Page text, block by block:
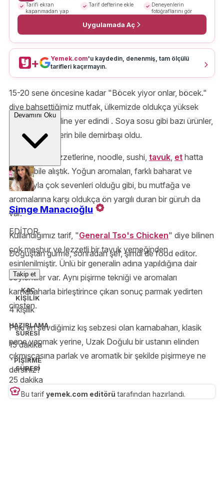
Tarifi ekran
kapanmadan yap
Tarif defterine ekle
Deneyenlerin
fotoğraflarını gör
Uygulamada Aç
+ Yemek.com'u kaydedin, denenmiş, tam ölçülü
tarifleri kaçırmayın.
15-20 sene öncesine kadar "Böcek yiyor onlar, böcek."
diye bahsettiğimiz mutfak, ülkemizde oldukça yüksek
segmette kendine yer edindi . Soya sosu gibi bazı ürünler,
geleneksel evlerin bile demirbaşı oldu.
Uzak Doğu lezzetlerine, noodle, sushi, tavuk, et hatta
balıkta bile alıştık. Yoğun aromaları, farklı baharat ve
yağlarıyla çok sevenleri olduğu gibi, bu mutfağa ve
aromalarına karşı oldukça ön yargılı duran bir güruh da
var.
Kullandığımız tarif, "General Tso's Chicken" diye bilinen
çok meşhur ve lezzetli bir tavuk yemeğinden
esinlenilmiştir. Ünlü bir generalin adına yapıldığına dair
söylentiler var. Aynı pişirme tekniği ve aromaları
karnabaharla birleştirince çıkan sonuç parmak yedirten
cinsten.
Peki en sevdiğimiz kış sebzesi olan karnabaharı, klasik
pane yapmak yerine, Uzak Doğulu bir ustanın elinden
çıkmışçasına parlak ve aromatik bir şekilde pişirmeye ne
dersiniz?
Devamını Oku
Simge Manacıoğlu
EDİTOR
Doğuştan gurme, sonradan şef, şimdi de food editor.
Takip et
KAÇ
KİŞİLİK
4 kişilik
HAZIRLAMA
SÜRESİ
15 dakika
PİŞİRME
SÜRESİ
25 dakika
Bu tarif yemek.com editörü tarafından hazırlandı.